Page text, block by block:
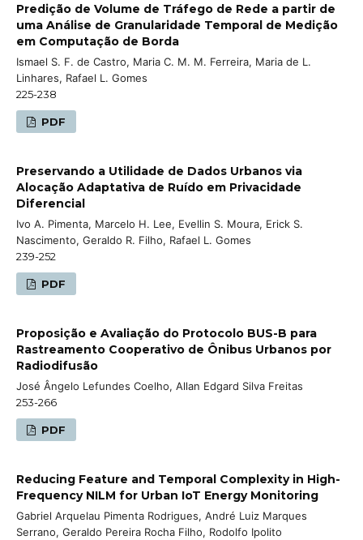
Predição de Volume de Tráfego de Rede a partir de
uma Análise de Granularidade Temporal de Medição
em Computação de Borda
Ismael S. F. de Castro, Maria C. M. M. Ferreira, Maria de L.
Linhares, Rafael L. Gomes
225-238
PDF
Preservando a Utilidade de Dados Urbanos via
Alocação Adaptativa de Ruído em Privacidade
Diferencial
Ivo A. Pimenta, Marcelo H. Lee, Evellin S. Moura, Erick S.
Nascimento, Geraldo R. Filho, Rafael L. Gomes
239-252
PDF
Proposição e Avaliação do Protocolo BUS-B para
Rastreamento Cooperativo de Ônibus Urbanos por
Radiodifusão
José Ângelo Lefundes Coelho, Allan Edgard Silva Freitas
253-266
PDF
Reducing Feature and Temporal Complexity in High-
Frequency NILM for Urban IoT Energy Monitoring
Gabriel Arquelau Pimenta Rodrigues, André Luiz Marques
Serrano, Geraldo Pereira Rocha Filho, Rodolfo Ipolito